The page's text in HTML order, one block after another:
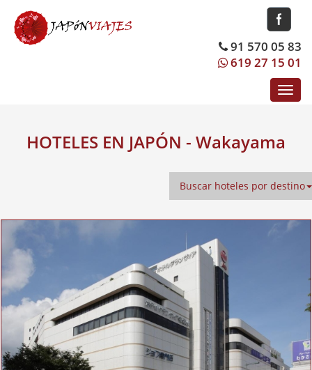
91 570 05 83
619 27 15 01
HOTELES EN JAPÓN - Wakayama
Buscar hoteles por destino